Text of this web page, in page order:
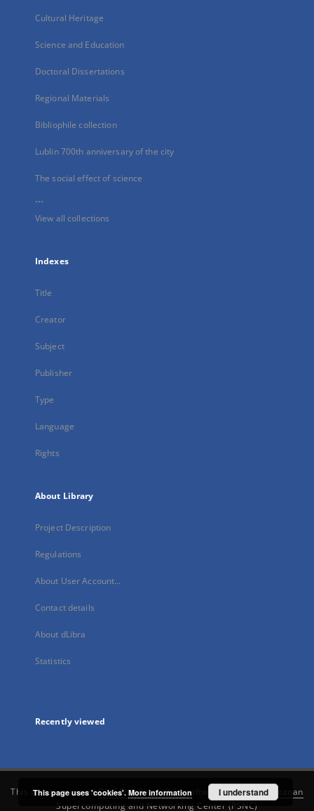
Cultural Heritage
Science and Education
Doctoral Dissertations
Regional Materials
Bibliophile collection
Lublin 700th anniversary of the city
The social effect of science
...
View all collections
Indexes
Title
Creator
Subject
Publisher
Type
Language
Rights
About Library
Project Description
Regulations
About User Account...
Contact details
About dLibra
Statistics
Recently viewed
This service runs onDInGO dLibra 6.3.21software created by
Poznan
Supercomputing and Networking Center (PSNC)
This page uses 'cookies'. More information I understand